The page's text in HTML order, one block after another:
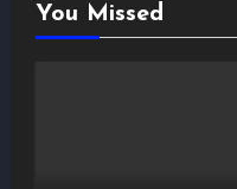
You Missed